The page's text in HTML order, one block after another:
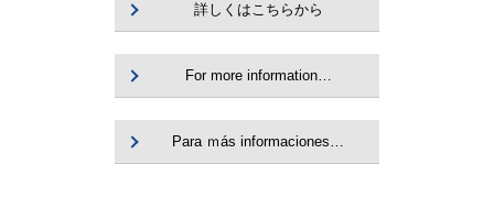
詳しくはこちらから
For more information…
Para ｍás informaciones…